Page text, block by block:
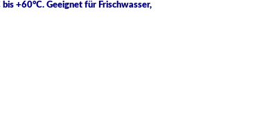
+60°C. Geeignet für Frischwasser,